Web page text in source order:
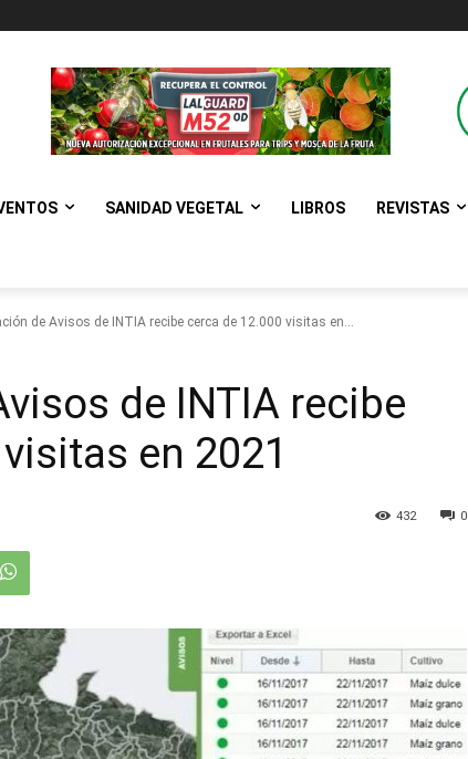
SANIDAD VEGETAL LIBROS REVISTAS
de Avisos de INTIA recibe cerca de 12.000 visitas en...
de INTIA recibe
en 2021
0
432